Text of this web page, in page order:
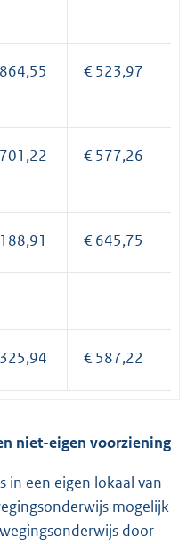
€ 523,97
€ 577,26
€ 645,75
€ 587,22
niet-eigen voorziening
in een eigen lokaal van
mogelijk
door